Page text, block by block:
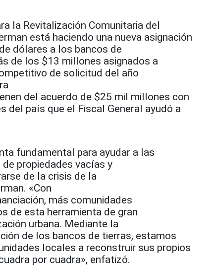
la Revitalización Comunitaria del
está haciendo una nueva asignación
dólares a los bancos de
de los $13 millones asignados a
de solicitud del año
del acuerdo de $25 mil millones con
del país que el Fiscal General ayudó a
fundamental para ayudar a las
propiedades vacías y
de la crisis de la
«Con
más comunidades
de esta herramienta de gran
urbana. Mediante la
de los bancos de tierras, estamos
locales a reconstruir sus propios
por cuadra», enfatizó.